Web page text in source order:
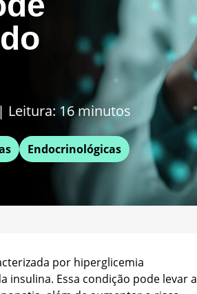
Leitura: 16 minutos
Endocrinológicas
por hiperglicemia
insulina. Essa condição pode levar a